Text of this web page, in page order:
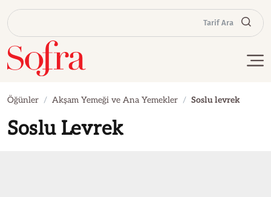
Tarif Ara
Öğünler Akşam Yemeği ve Ana Yemekler Soslu levrek
Soslu Levrek